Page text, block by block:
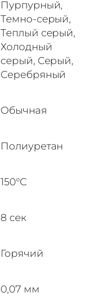
Пурпурный,
Темно-серый,
Теплый серый,
Холодный
серый, Серый,
Серебряный
Обычная
Полиуретан
150°C
8 сек
Горячий
0,07 мм